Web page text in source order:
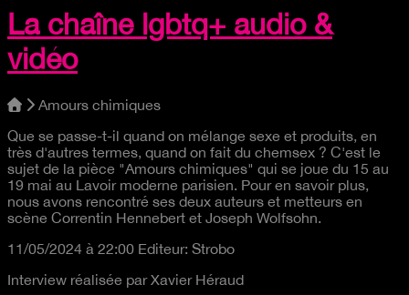
La chaîne lgbtq+ audio &
vidéo
Amours chimiques
Que se passe-t-il quand on mélange sexe et produits, en
très d'autres termes, quand on fait du chemsex ? C'est le
sujet de la pièce "Amours chimiques" qui se joue du 15 au
19 mai au Lavoir moderne parisien. Pour en savoir plus,
nous avons rencontré ses deux auteurs et metteurs en
scène Correntin Hennebert et Joseph Wolfsohn.
11/05/2024 à 22:00 Editeur: Strobo
Interview réalisée par Xavier Héraud